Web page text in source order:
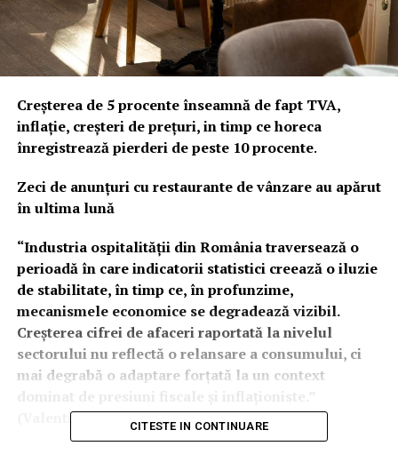
Creșterea de 5 procente înseamnă de fapt TVA,
inflație, creșteri de prețuri, in timp ce horeca
înregistrează pierderi de peste 10 procente.
Zeci de anunțuri cu restaurante de vânzare au apărut
în ultima lună
“Industria ospitalității din România traversează o
perioadă în care indicatorii statistici creează o iluzie
de stabilitate, în timp ce, în profunzime,
mecanismele economice se degradează vizibil.
Creșterea cifrei de afaceri raportată la nivelul
sectorului nu reflectă o relansare a consumului, ci
mai degrabă o adaptare forțată la un context
(Valentin Șoneriu, presedinte FPIOR)
CITESTE IN CONTINUARE